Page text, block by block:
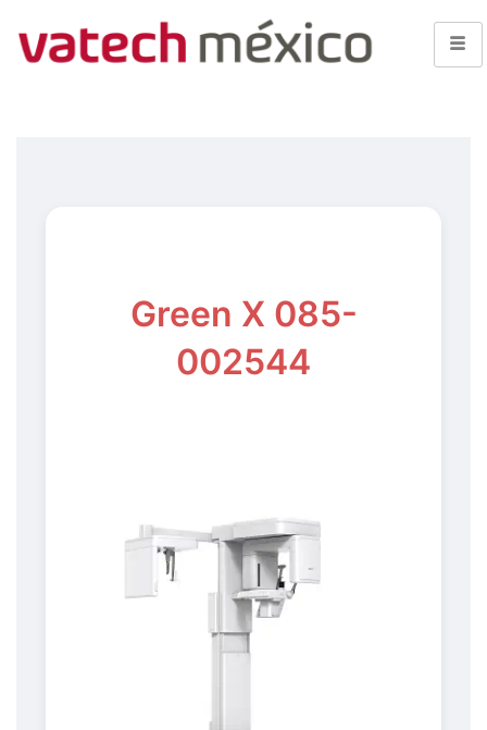
Green X 085-
002544